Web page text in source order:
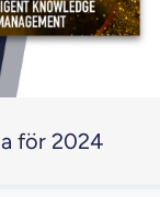
för 2024